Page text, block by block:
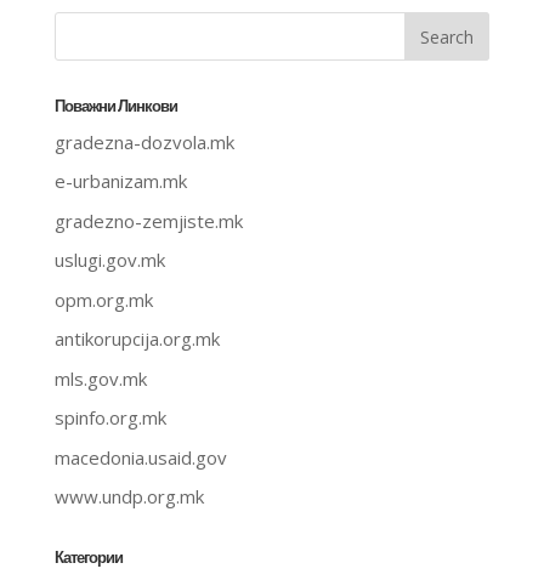
Поважни Линкови
gradezna-dozvola.mk
e-urbanizam.mk
gradezno-zemjiste.mk
uslugi.gov.mk
opm.org.mk
antikorupcija.org.mk
mls.gov.mk
spinfo.org.mk
macedonia.usaid.gov
www.undp.org.mk
Категории